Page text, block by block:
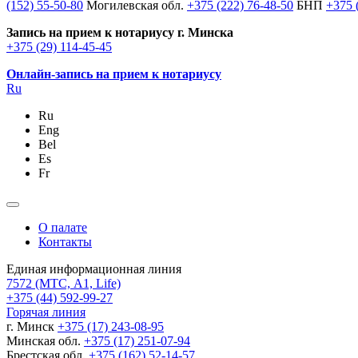
(152) 55-50-80 Могилевская обл. +375 (222) 76-48-50 БНП +375
Запись на прием к нотариусу г. Минска
+375 (29) 114-45-45
Онлайн-запись на прием к нотариусу
Ru
Ru
Eng
Bel
Es
Fr
О палате
Контакты
Единая информационная линия
7572 (МТС, A1, Life)
+375 (44) 592-99-27
Горячая линия
г. Минск +375 (17) 243-08-95
Минская обл. +375 (17) 251-07-94
Брестская обл. +375 (162) 52-14-57